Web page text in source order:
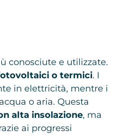
conosciute e utilizzate.
o termici. I
in elettricità, mentre i
o aria. Questa
alta insolazione, ma
ai progressi